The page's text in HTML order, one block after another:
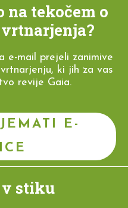
tekočem o
e-mail prejeli zanimive
ki jih za vas
revije Gaia.
E-
v stiku